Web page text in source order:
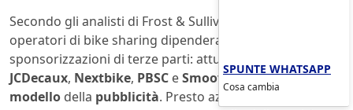
Secondo gli analisti di Frost & Sullivan è probabile gli
operatori di bike sharing dipenderanno da
sponsorizzazioni di terze parti: attualmente già
JCDecaux, Nextbike, PBSC eSmoovutilizzano il
modello della pubblicità. Presto aziende provenienti
SPUNTE WHATSAPP
Cosa cambia